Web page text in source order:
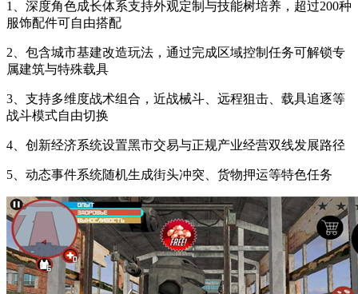
1、深度角色成长体系支持外观定制与技能树培养，超过200种
服饰配件可自由搭配
2、包含城市基建改造玩法，通过完成区域控制任务可解锁专
属建筑与特殊载具
3、支持多维度战术组合，近战械斗、远程狙击、载具追逐等
战斗模式自由切换
4、创新经济系统设置黑市交易与正规产业经营双线发展路径
5、动态事件系统随机生成街头冲突、货物押运等特色任务